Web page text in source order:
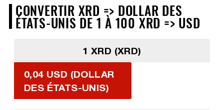
CONVERTIR XRD => DOLLAR DES
ÉTATS-UNIS DE 1 À 100 XRD => USD
1 XRD (XRD)
0,04 USD (DOLLAR
DES ÉTATS-UNIS)